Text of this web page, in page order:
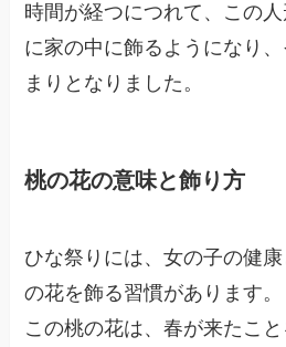
時間が経つにつれて、この
に家の中に飾るようになり
まりとなりました。
桃の花の意味と飾り方
ひな祭りには、女の子の健
の花を飾る習慣があります。
この桃の花は、春が来たこ